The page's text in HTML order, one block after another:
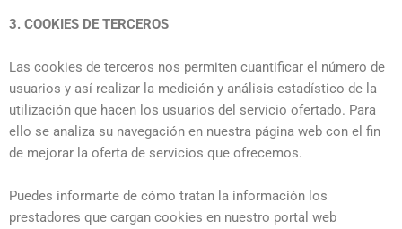
3. COOKIES DE TERCEROS
Las cookies de terceros nos permiten cuantificar el número de
usuarios y así realizar la medición y análisis estadístico de la
utilización que hacen los usuarios del servicio ofertado. Para
ello se analiza su navegación en nuestra página web con el fin
de mejorar la oferta de servicios que ofrecemos.
Puedes informarte de cómo tratan la información los
prestadores que cargan cookies en nuestro portal web